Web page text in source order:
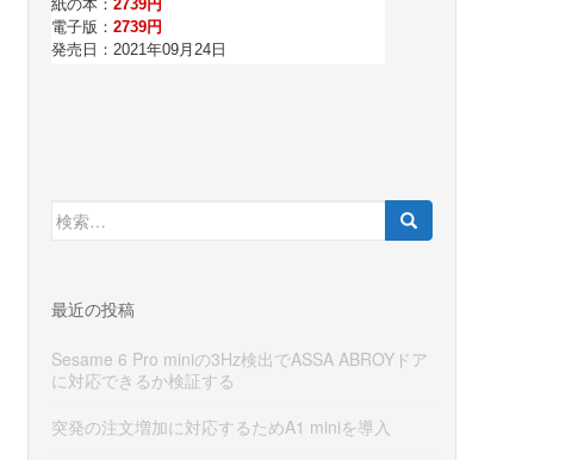
検
索:
最近の投稿
Sesame 6 Pro miniの3Hz検出でASSA ABROYドア
に対応できるか検証する
突発の注文増加に対応するためA1 miniを導入